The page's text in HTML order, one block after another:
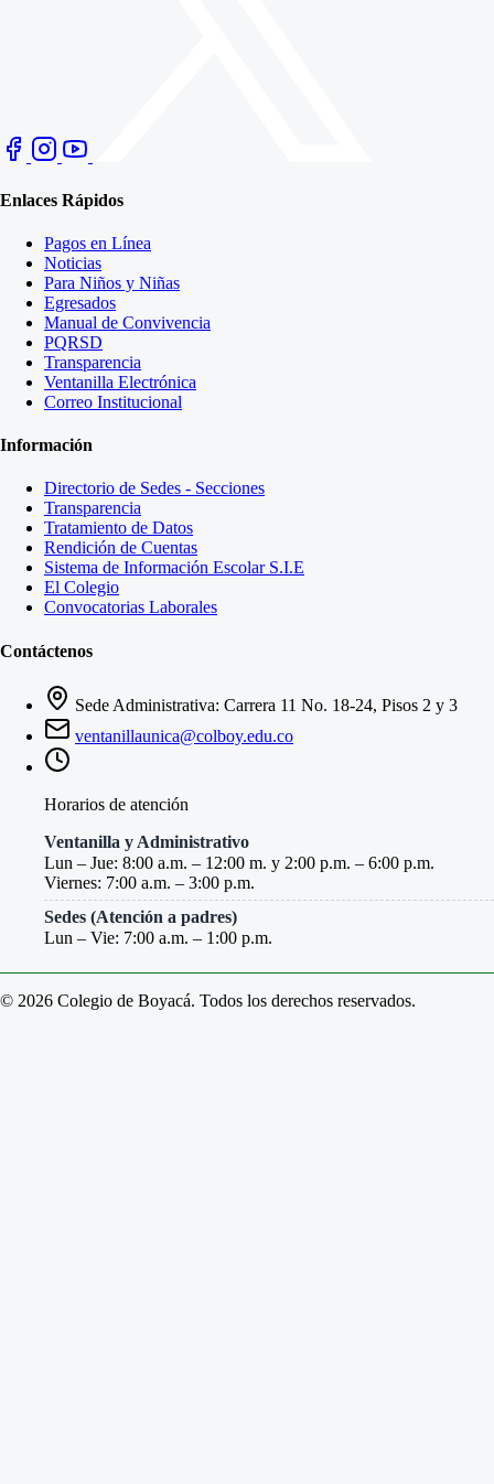
Enlaces Rápidos
Pagos en Línea
Noticias
Para Niños y Niñas
Egresados
Manual de Convivencia
PQRSD
Transparencia
Ventanilla Electrónica
Correo Institucional
Información
Directorio de Sedes - Secciones
Transparencia
Tratamiento de Datos
Rendición de Cuentas
Sistema de Información Escolar S.I.E
El Colegio
Convocatorias Laborales
Contáctenos
Sede Administrativa: Carrera 11 No. 18-24, Pisos 2 y 3
ventanillaunica@colboy.edu.co
Horarios de atención
Ventanilla y Administrativo
Lun – Jue: 8:00 a.m. – 12:00 m. y 2:00 p.m. – 6:00 p.m.
Viernes: 7:00 a.m. – 3:00 p.m.
Sedes (Atención a padres)
Lun – Vie: 7:00 a.m. – 1:00 p.m.
© 2026 Colegio de Boyacá. Todos los derechos reservados.